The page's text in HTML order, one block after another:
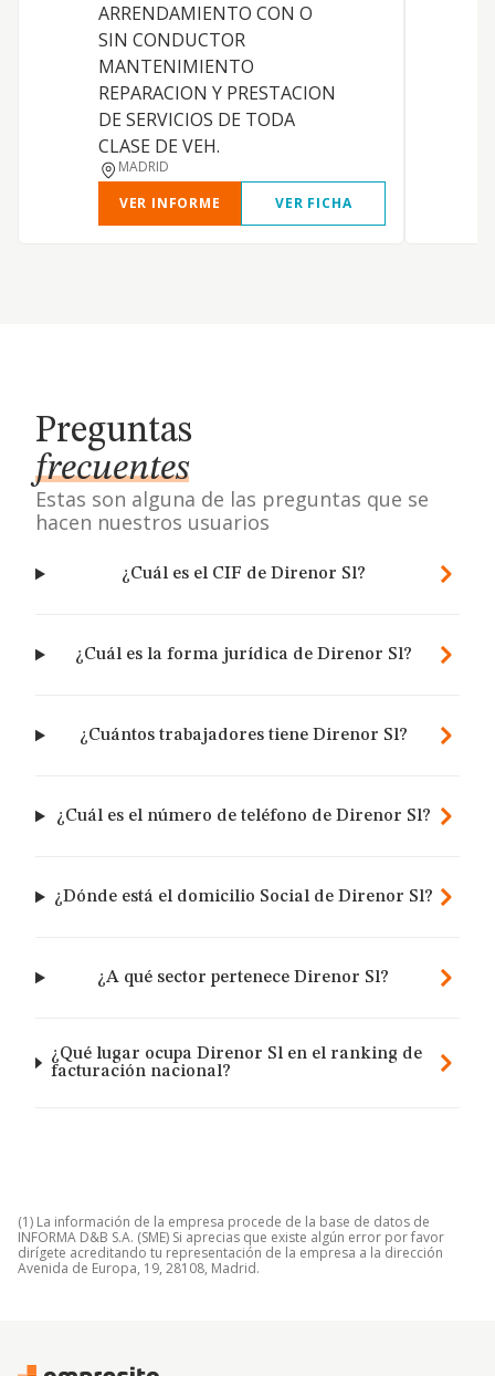
ARRENDAMIENTO CON O
SIN CONDUCTOR
MANTENIMIENTO
REPARACION Y PRESTACION
DE SERVICIOS DE TODA
CLASE DE VEH.
MADRID
VER INFORME
VER FICHA
Preguntas
frecuentes
Estas son alguna de las preguntas que se
hacen nuestros usuarios
¿Cuál es el CIF de Direnor Sl?
¿Cuál es la forma jurídica de Direnor Sl?
¿Cuántos trabajadores tiene Direnor Sl?
¿Cuál es el número de teléfono de Direnor Sl?
¿Dónde está el domicilio Social de Direnor Sl?
¿A qué sector pertenece Direnor Sl?
¿Qué lugar ocupa Direnor Sl en el ranking de
facturación nacional?
(1) La información de la empresa procede de la base de datos de
INFORMA D&B S.A. (SME) Si aprecias que existe algún error por favor
dirígete acreditando tu representación de la empresa a la dirección
Avenida de Europa, 19, 28108, Madrid.